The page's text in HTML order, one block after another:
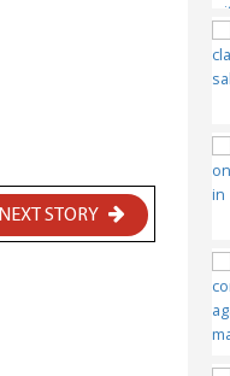
NEXT STORY